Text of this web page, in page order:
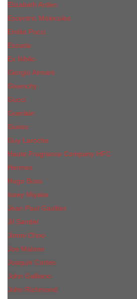
Elizabeth Arden
Escentric Molecules
Emilio Pucci
Escada
Ex Nihilo
Giorgio Armani
Givenchy
Gucci
Guerlain
Guess
Guy Laroche
Haute Fragrance Company HFC
Hermes
Hugo Boss
Issey Miyake
Jean Paul Gaultier
Jil Sander
Jimmi Choo
Jое Malоnе
Joaquin Cortes
John Galliano
John Richmond